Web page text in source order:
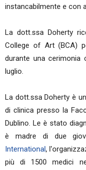
instancabilmente e con
La dott.ssa Doherty
College of Art (BCA)
durante una cerimonia
luglio.
La dott.ssa Doherty è
di clinica presso la
Dublino. Le è stato
è madre di due
International,
più di 1500 medici